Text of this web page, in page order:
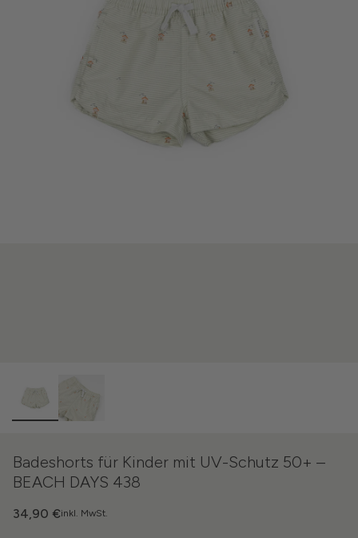
Badeshorts für Kinder mit UV-Schutz 50+ –
BEACH DAYS 438
inkl. MwSt.
34,90 €